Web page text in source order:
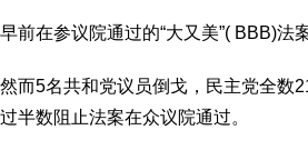
早前在参议院通过的“大又美”( BBB)
然而5名共和党议员倒戈，民主党全数
过半数阻止法案在众议院通过。